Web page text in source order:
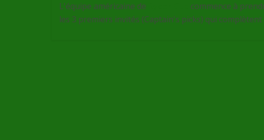
L'équipe américaine de
commence à
les 3 premiers invités (Captain's picks) qui